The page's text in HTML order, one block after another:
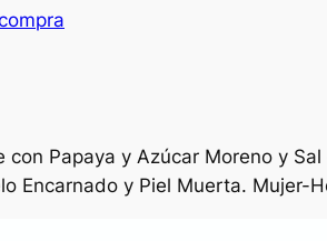
Papaya y Azúcar Moreno y
Encarnado y Piel Muerta. Mujer-